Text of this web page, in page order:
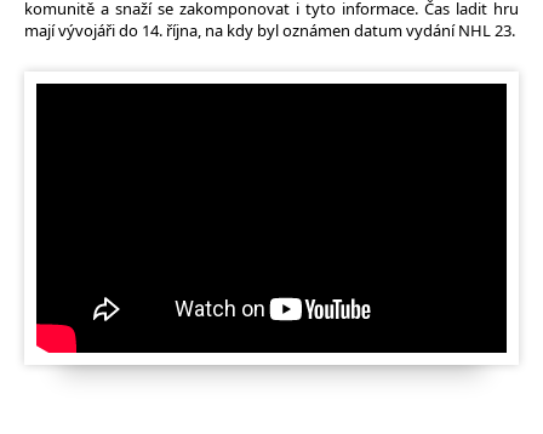
komunitě a snaží se zakomponovat i tyto informace. Čas ladit hru
mají vývojáři do 14. října, na kdy byl oznámen datum vydání NHL 23.